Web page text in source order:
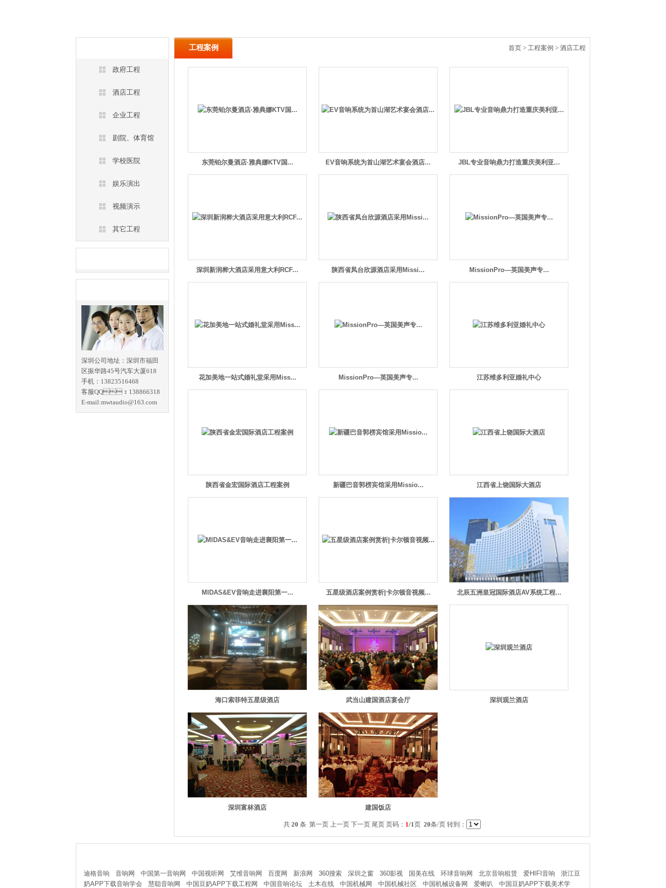
政府工程
酒店工程
企业工程
剧院、体育馆
学校医院
娱乐演出
视频演示
其它工程
深圳公司地址：深圳市福田
区振华路45号汽车大厦618
手机：13823516468
客服QQ：138866318
E-mail:mwtaudio@163.com
工程案例 首页 > 工程案例 > 酒店工程
东莞铂尔曼酒店·雅典娜KTV国... EV音响系统为首山湖艺术宴会酒店... JBL专业音响鼎力打造重庆美利亚...
深圳新润桦大酒店采用意大利RCF... 陕西省凤台欣源酒店采用Missi... MissionPro—英国美声专...
花加美地一站式婚礼堂采用Miss... MissionPro—英国美声专... 江苏维多利亚婚礼中心
陕西省金宏国际酒店工程案例 新疆巴音郭楞宾馆采用Missio... 江西省上饶国际大酒店
MIDAS&EV音响走进襄阳第一... 五星级酒店案例赏析|卡尔顿音视频... 北辰五洲皇冠国际酒店AV系统工程...
海口索菲特五星级酒店 武当山建国酒店宴会厅 深圳观兰酒店
深圳富林酒店 建国饭店
共 20 条 第一页 上一页 下一页 尾页 页码： 1/1页 20条/页 转到：
迪格音响 音响网 中国第一音响网 中国视听网 艾维音响网 百度网 新浪网 360搜索 深圳之窗 360影视 国美在线 环球音响网 北京音响租赁 爱HIFI音响
浙江豆
奶APP下载音响学会
慧聪音响网 中国豆奶APP下载工程网 中国音响论坛 土木在线 中国机械网 中国机械社区 中国机械设备网 爱喇叭 中国豆奶APP下载美术学